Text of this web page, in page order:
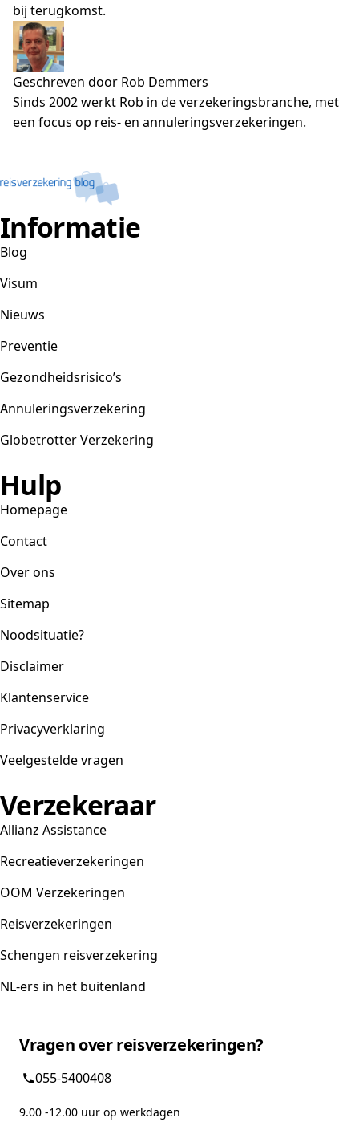
bij terugkomst.
Geschreven door Rob Demmers
Sinds 2002 werkt Rob in de verzekeringsbranche, met
een focus op reis- en annuleringsverzekeringen.
Informatie
Blog
Visum
Nieuws
Preventie
Gezondheidsrisico’s
Annuleringsverzekering
Globetrotter Verzekering
Hulp
Homepage
Contact
Over ons
Sitemap
Noodsituatie?
Disclaimer
Klantenservice
Privacyverklaring
Veelgestelde vragen
Verzekeraar
Allianz Assistance
Recreatieverzekeringen
OOM Verzekeringen
Reisverzekeringen
Schengen reisverzekering
NL-ers in het buitenland
Vragen over reisverzekeringen?
055-5400408
9.00 -12.00 uur op werkdagen